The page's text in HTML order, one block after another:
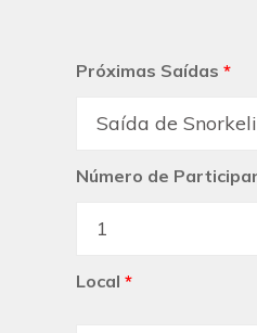
Próximas Saídas *
Número de
Local *